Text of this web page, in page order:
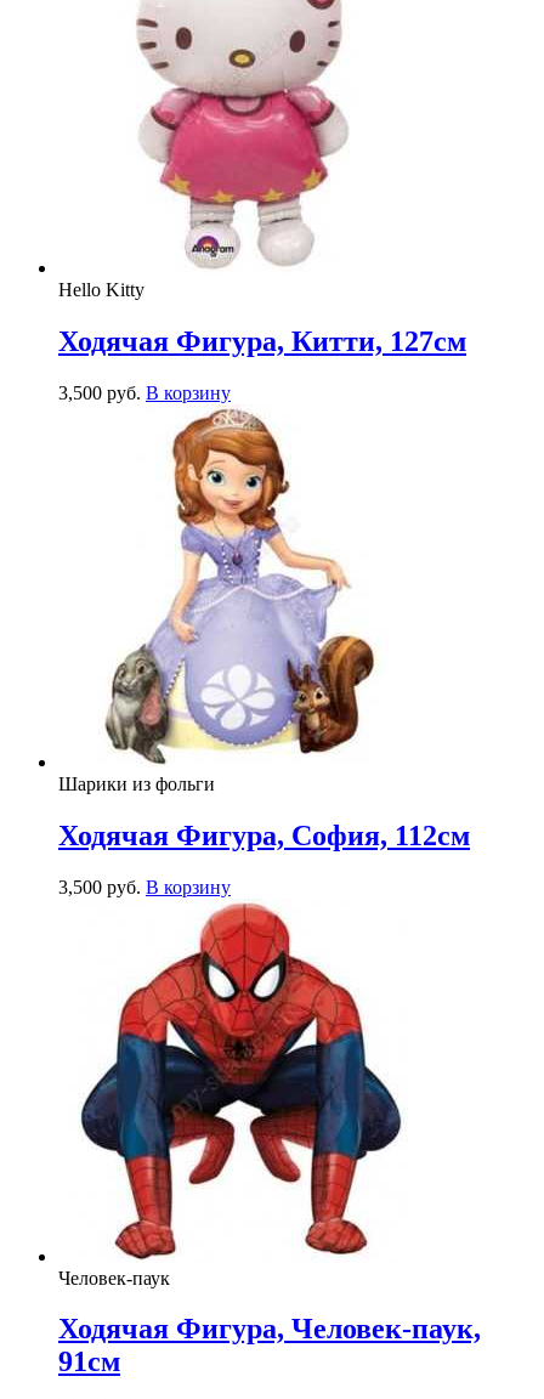
Hello Kitty
Ходячая Фигура, Китти, 127см
3,500 руб. В корзину
Шарики из фольги
Ходячая Фигура, София, 112см
3,500 руб. В корзину
Человек-паук
Ходячая Фигура, Человек-паук,
91см